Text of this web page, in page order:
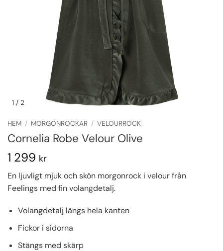
1 / 2
HEM / MORGONROCKAR / VELOURROCK
Cornelia Robe Velour Olive
1 299 kr
En ljuvligt mjuk och skön morgonrock i velour från
Feelings med fin volangdetalj.
Volangdetalj längs hela kanten
Fickor i sidorna
Stängs med skärp